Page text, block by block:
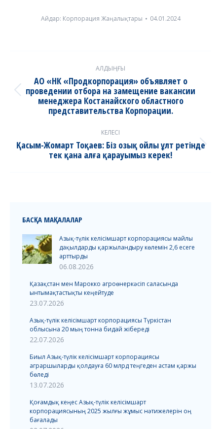
Айдар: Корпорация Жаңалықтары 04.01.2024
navigation
АЛДЫҢҒЫ
Previous
post:
АО «НК «Продкорпорация» объявляет о
проведении отбора на замещение вакансии
менеджера Костанайского областного
представительства Корпорации.
КЕЛЕСІ
Next
post:
Қасым-Жомарт Тоқаев: Біз озық ойлы ұлт ретінде
тек қана алға қарауымыз керек!
БАСҚА МАҚАЛАЛАР
Азық-түлік келісімшарт корпорациясы майлы
дақылдарды қаржыландыру көлемін 2,6 есеге
арттырды
06.08.2026
Қазақстан мен Марокко агроөнеркәсіп саласында
ынтымақтастықты кеңейтуде
23.07.2026
Азық-түлік келісімшарт корпорациясы Түркістан
облысына 20 мың тонна бидай жібереді
22.07.2026
Биыл Азық-түлік келісімшарт корпорациясы
аграршыларды қолдауға 60 млрд теңгеден астам қаржы
бөледі
13.07.2026
Қоғамдық кеңес Азық-түлік келісімшарт
корпорациясының 2025 жылғы жұмыс нәтижелерін оң
бағалады